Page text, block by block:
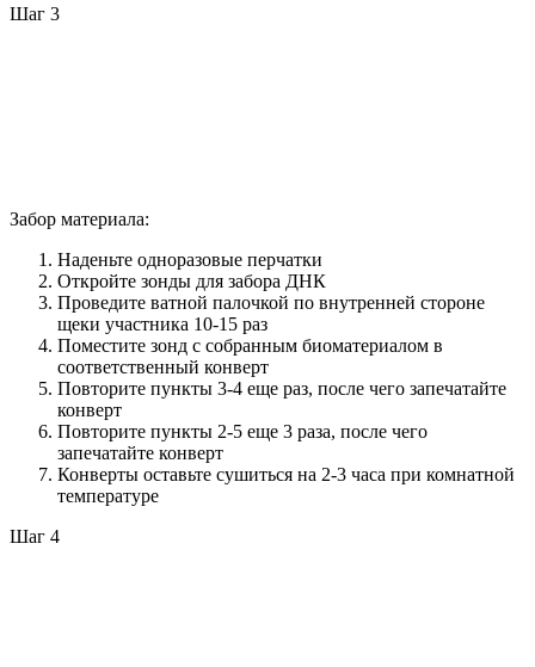
Шаг 3
Забор материала:
Наденьте одноразовые перчатки
Откройте зонды для забора ДНК
Проведите ватной палочкой по внутренней стороне
щеки участника 10-15 раз
Поместите зонд с собранным биоматериалом в
соответственный конверт
Повторите пункты 3-4 еще раз, после чего запечатайте
конверт
Повторите пункты 2-5 еще 3 раза, после чего
запечатайте конверт
Конверты оставьте сушиться на 2-3 часа при комнатной
температуре
Шаг 4